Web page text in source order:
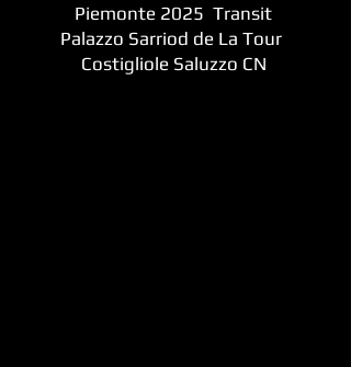
Piemonte 2025 Transit
Palazzo Sarriod de La Tour
Costigliole Saluzzo CN